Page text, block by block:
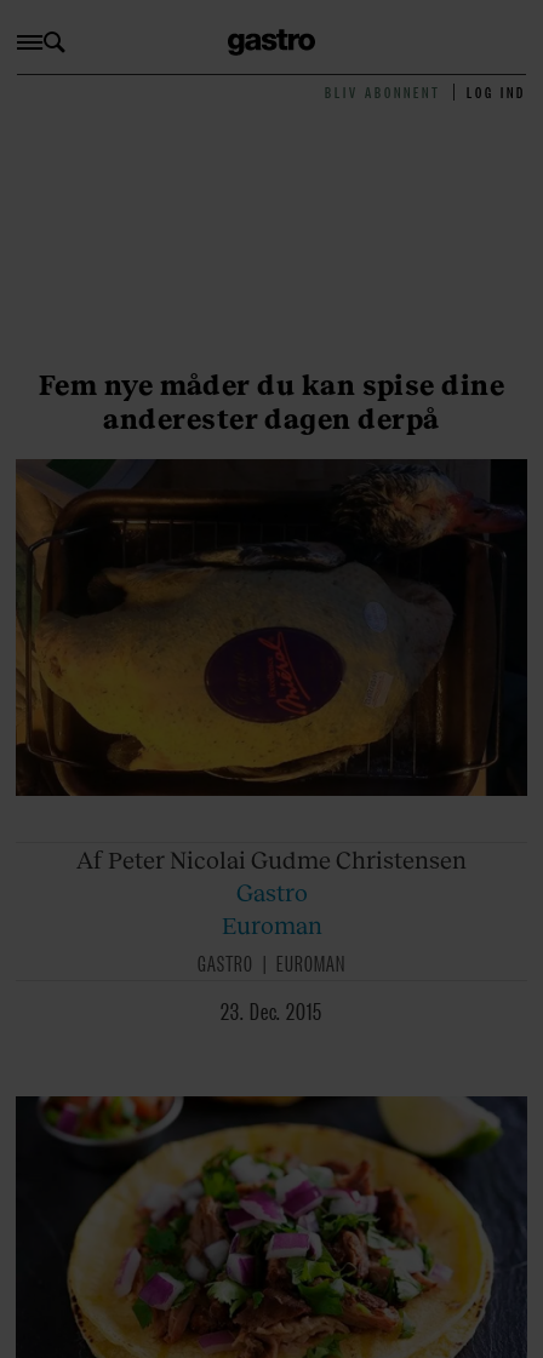
BLIV ABONNENT LOG IND
Fem nye måder du kan spise dine
anderester dagen derpå
Af Peter Nicolai Gudme Christensen
Gastro
Euroman
GASTRO
EUROMAN
23. Dec. 2015